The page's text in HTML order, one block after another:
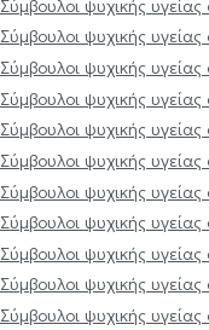
Σύμβουλοι ψυχικής υγείας
Σύμβουλοι ψυχικής
Σύμβουλοι ψυχικής
Σύμβουλοι ψυχικής
Σύμβουλοι ψυχικής
Σύμβουλοι ψυχικής
Σύμβουλοι ψυχικής υγείας
Σύμβουλοι ψυχικής
Σύμβουλοι ψυχικής
Σύμβουλοι ψυχικής
Σύμβουλοι ψυχικής